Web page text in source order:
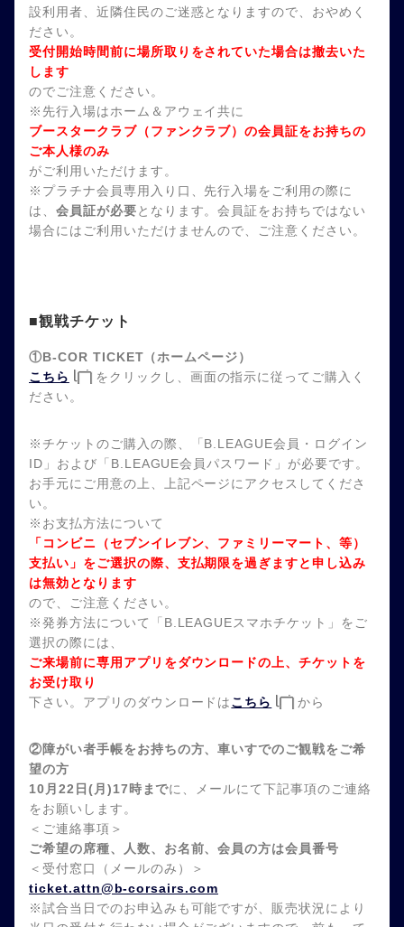
設利用者、近隣住民のご迷惑となりますので、おやめく
ださい。
受付開始時間前に場所取りをされていた場合は撤去いた
します
のでご注意ください。
※先行入場はホーム＆アウェイ共に
ブースタークラブ（ファンクラブ）の会員証をお持ちの
ご本人様のみ
がご利用いただけます。
※プラチナ会員専用入り口、先行入場をご利用の際に
は、 会員証が必要となります。会員証をお持ちではない
場合にはご利用いただけませんので、ご注意ください。
■観戦チケット
①B-COR TICKET（ホームページ）
こちら
をクリックし、画面の指示に従ってご購入く
ださい。
※チケットのご購入の際、「B.LEAGUE会員・ログイン
ID」および「B.LEAGUE会員パスワード」が必要です。
お手元にご用意の上、上記ページにアクセスしてくださ
い。
※お支払方法について
「コンビニ（セブンイレブン、ファミリーマート、等）
支払い」をご選択の際、支払期限を過ぎますと申し込み
は無効となります
ので、ご注意ください。
※発券方法について「B.LEAGUEスマホチケット」をご
選択の際には、
ご来場前に専用アプリをダウンロードの上、チケットを
お受け取り
下さい。アプリのダウンロードはこちら から
②障がい者手帳をお持ちの方、車いすでのご観戦をご希
望の方
10月22日(月)17時までに、メールにて下記事項のご連絡
をお願いします。
＜ご連絡事項＞
ご希望の席種、人数、お名前、会員の方は会員番号
＜受付窓口（メールのみ）＞
ticket.attn@b-corsairs.com
※試合当日でのお申込みも可能ですが、販売状況により